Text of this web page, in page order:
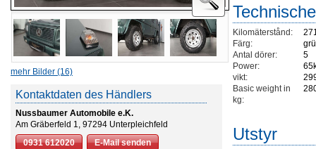
mehr Bilder (16)
Kontaktdaten des Händlers
Nussbaumer Automobile e.K.
Am Gräberfeld 1, 97294 Unterpleichfeld
0931 612020
E-Mail senden
Kilomäterstånd:
Färg:
Antal dörer:
5
Power:
vikt:
Basic weight in
kg:
Utstyr